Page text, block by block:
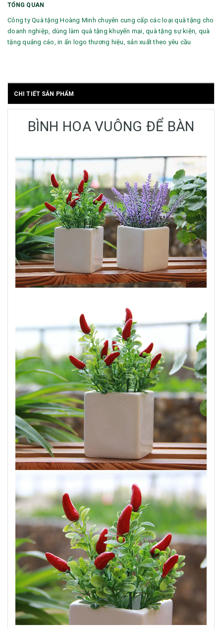
TỔNG QUAN
Công ty Quà tặng Hoàng Minh chuyên cung cấp các loại quà tặng cho
doanh nghiệp, dùng làm quà tặng khuyến mại, quà tặng sự kiện, quà
tặng quảng cáo, in ấn logo thương hiệu, sản xuất theo yêu cầu
CHI TIẾT SẢN PHẨM
BÌNH HOA VUÔNG ĐỂ BÀN